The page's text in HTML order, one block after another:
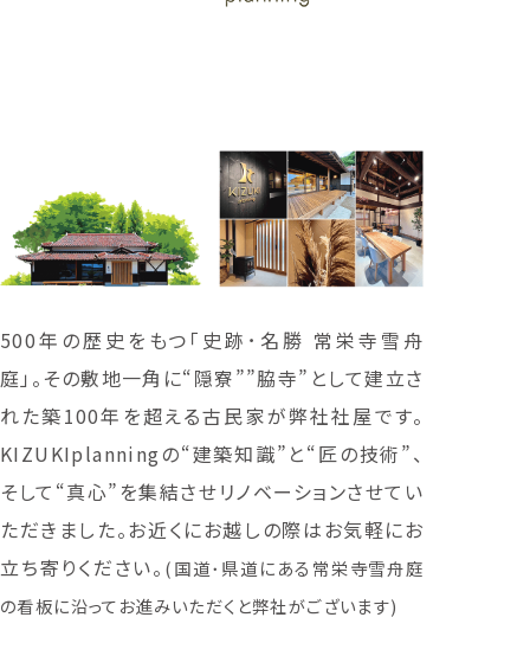
500年の歴史をもつ「史跡･名勝 常栄寺雪舟
庭」。その敷地一角に“隠寮””脇寺”として建立さ
れた築100年を超える古民家が弊社社屋です。
KIZUKIplanningの“建築知識”と“匠の技術”、
そして“真心”を集結させリノベーションさせてい
ただきました。お近くにお越しの際はお気軽にお
立ち寄りください。 (国道･県道にある常栄寺雪舟庭
の看板に沿ってお進みいただくと弊社がございます)